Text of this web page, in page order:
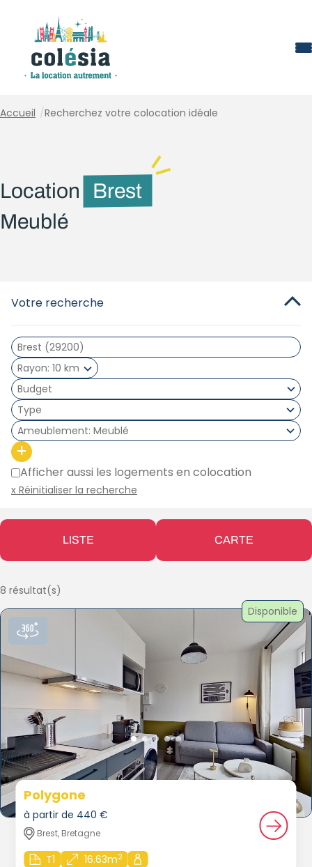
Accueil /Recherchez votre colocation idéale
Location
Brest
Meublé
Votre recherche
Rayon 10 km
Type
Ameublement Meublé
+
Afficher aussi les logements en colocation
x Réinitialiser la recherche
LISTE CARTE
8 résultat(s)
Disponible
Polygone
à partir de 440 €
Brest, Bretagne
T1 16.63m2